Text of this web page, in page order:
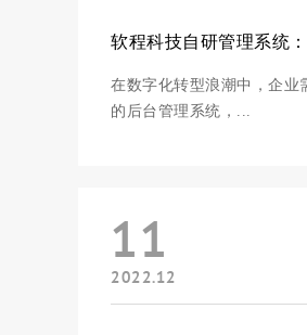
在数字化转型浪潮中，企业
的后台管理系统，...
11
2022.12